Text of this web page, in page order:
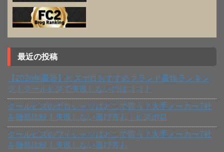
最近の投稿
【2026年最新】ビズポロおすすめブランド最強ランキン
グ！クールビズで失敗しないのはココ！
クールビズのポロシャツはどこで買う？大手メーカー7社
を徹底比較！失敗しない選び方も｜ビズポロ
クールビズのワイシャツはどこで買う？大手メーカー7社
を徹底比較！失敗しない選び方も